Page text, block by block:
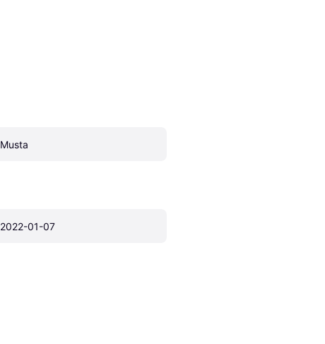
Musta
2022-01-07